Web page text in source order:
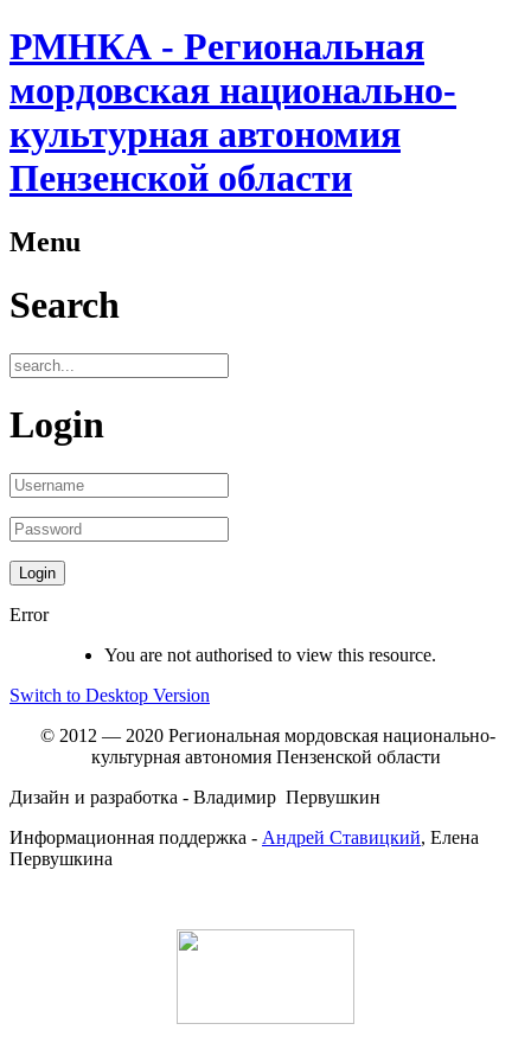
РМНКА - Региональная
мордовская национально-
культурная автономия
Пензенской области
Menu
Search
Login
Error
You are not authorised to view this resource.
Switch to Desktop Version
© 2012 — 2020 Региональная мордовская национально-
культурная автономия Пензенской области
Дизайн и разработка - Владимир Первушкин
Информационная поддержка - Андрей Ставицкий, Елена
Первушкина